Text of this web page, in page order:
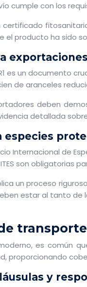
cumple con los
el producto ha sido
es un documento
de aranceles
deben
detallada
especies
Internacional de
son
un proceso
estar al tanto de
es común
proporcionando
y